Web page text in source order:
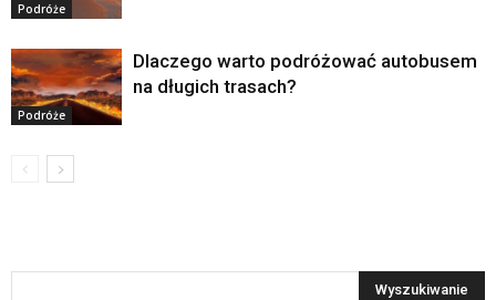
Podróże
Podróże
Dlaczego warto podróżować autobusem
na długich trasach?